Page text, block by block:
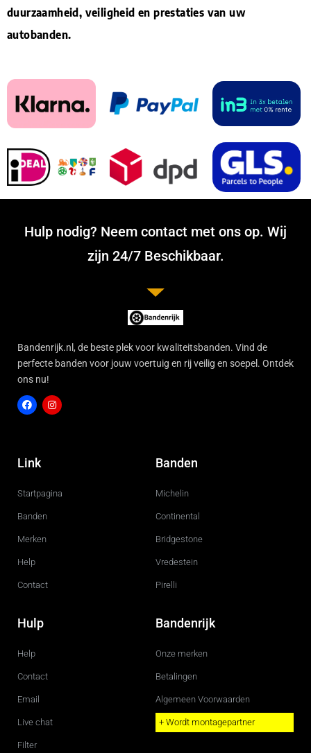
duurzaamheid, veiligheid en prestaties van uw
autobanden.
Hulp nodig? Neem contact met ons op. Wij
zijn 24/7 Beschikbaar.
Bandenrijk.nl, de beste plek voor kwaliteitsbanden. Vind de
perfecte banden voor jouw voertuig en rij veilig en soepel. Ontdek
ons nu!
c
e
o
g
r
Link
Startpagina
Banden
Merken
Help
Contact
Banden
Michelin
Continental
Bridgestone
Vredestein
Pirelli
Hulp
Help
Contact
Email
Live chat
Filter
Bandenrijk
Onze merken
Betalingen
Algemeen Voorwaarden
+ Wordt montagepartner